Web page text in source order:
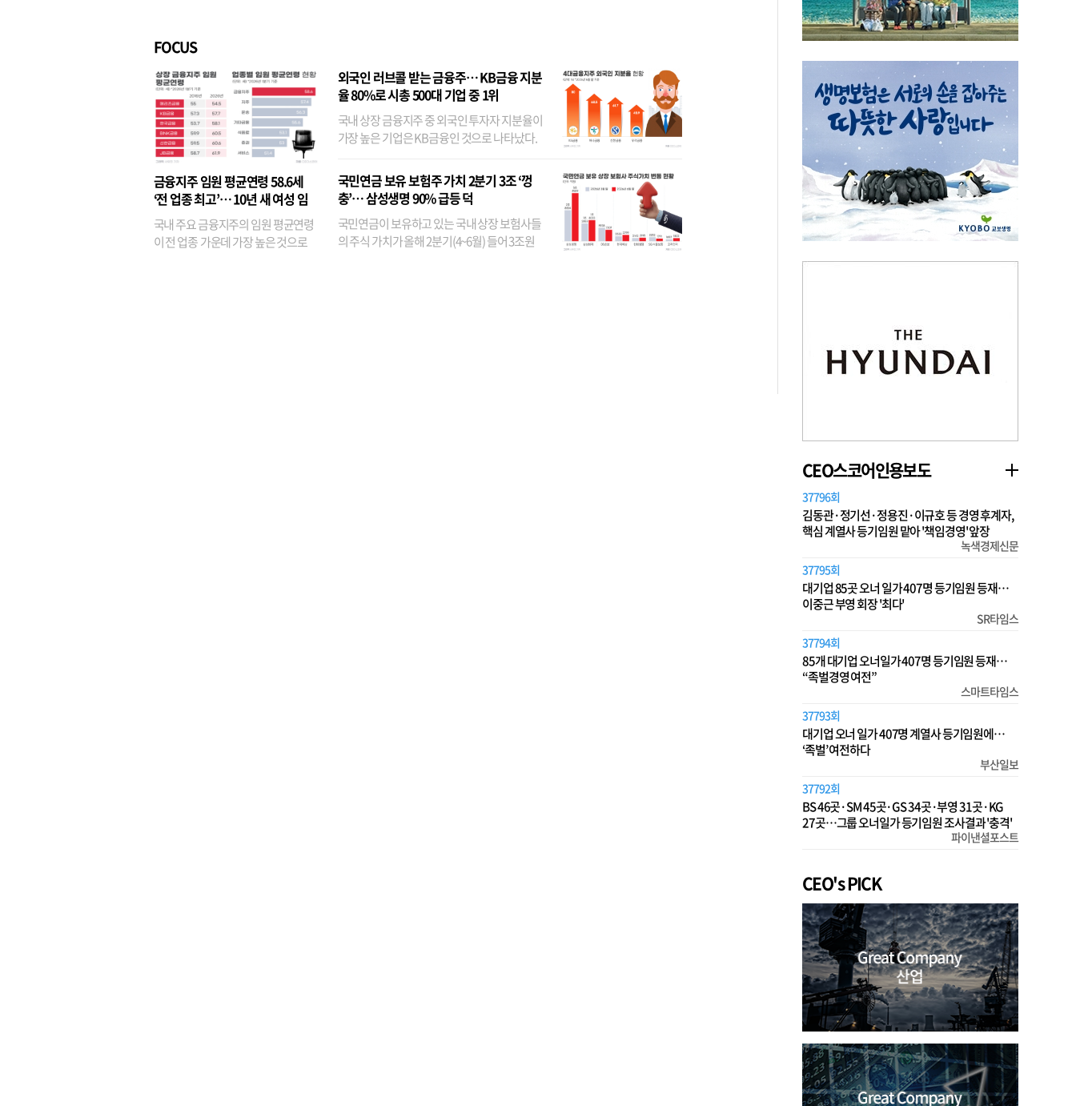
FOCUS
금융지주 임원 평균연령 58.6세
‘전 업종 최고’… 10년 새 여성 임
원은 14배 껑충
국내 주요 금융지주의 임원 평균연령
이 전 업종 가운데 가장 높은 것으로
외국인 러브콜 받는 금융주… KB금융 지분
율 80%로 시총 500대 기업 중 1위
국내 상장 금융지주 중 외국인 투자자 지분율이
가장 높은 기업은 KB금융인 것으로 나타났다.
융이었다. 특히 KB금융은 지난달 말 기준 해외
기관투자자 지분율이...
국민연금 보유 보험주 가치 2분기 3조 ‘껑
충’… 삼성생명 90% 급등 덕
국민연금이 보유하고 있는 국내 상장 보험사들
의 주식 가치가 올해 2분기(4~6월) 들어 3조원
CEO스코어인용보도
37796회
김동관·정기선·정용진·이규호 등 경영 후계자,
핵심 계열사 등기임원 맡아 '책임경영' 앞장
녹색경제신문
37795회
대기업 85곳 오너 일가 407명 등기임원 등재…
이중근 부영 회장 '최다'
SR타임스
37794회
85개 대기업 오너일가 407명 등기임원 등재…
“족벌경영 여전”
스마트타임스
37793회
대기업 오너 일가 407명 계열사 등기임원에…
‘족벌’ 여전하다
부산일보
37792회
BS 46곳·SM 45곳·GS 34곳·부영 31곳·KG
27곳…그룹 오너일가 등기임원 조사결과 '충격'
파이낸셜포스트
CEO's PICK